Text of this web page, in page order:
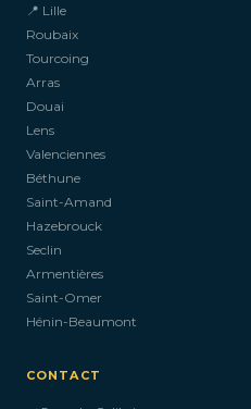
📍 Lille
Roubaix
Tourcoing
Arras
Douai
Lens
Valenciennes
Béthune
Saint-Amand
Hazebrouck
Seclin
Armentières
Saint-Omer
Hénin-Beaumont
CONTACT